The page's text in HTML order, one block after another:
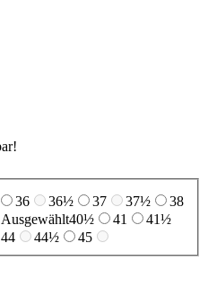
36 36½ 37 37½
38
Ausgewählt40½ 41
41½
44 44½
45